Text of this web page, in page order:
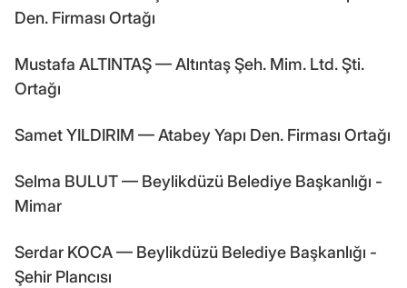
Den. Firması Ortağı
Mustafa ALTINTAŞ — Altıntaş Şeh. Mim. Ltd. Şti.
Ortağı
Samet YILDIRIM — Atabey Yapı Den. Firması Ortağı
Selma BULUT — Beylikdüzü Belediye Başkanlığı -
Mimar
Serdar KOCA — Beylikdüzü Belediye Başkanlığı -
Şehir Plancısı